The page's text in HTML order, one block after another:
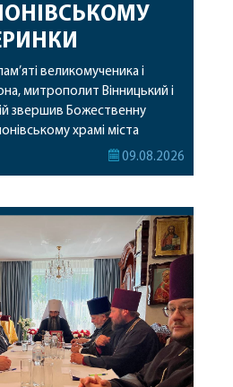
великомученика і
митрополит Вінницький і
звершив Божественну
храмі міста
богослужіння
Митрополиту
секретар єпархії
благочинний
протоієрей Ярослав
[…]
09.08.2026